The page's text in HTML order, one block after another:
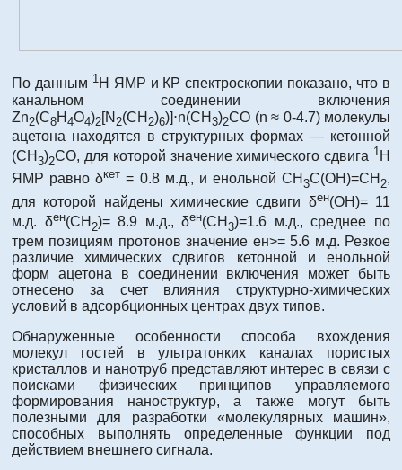
По данным 1Н ЯМР и КР спектроскопии показано, что в
канальном соединении включения
Zn2(C8H 4O4)2[N 2(CH 2)6)]⋅n(CH 3)2CO (n ≈ 0-4.7) молекулы
ацетона находятся в структурных формах — кетонной
(CH 3)2CO, для которой значение химического сдвига 1 Н
ЯМР равно δкет = 0.8 м.д., и енольной CH 3C(OН)=CH 2,
для которой найдены химические сдвиги δен(ОН)= 11
м.д. δен(CH 2)= 8.9 м.д., δен(CH3)=1.6 м.д., среднее по
трем позициям протонов значение ен>= 5.6 м.д. Резкое
различие химических сдвигов кетонной и енольной
форм ацетона в соединении включения может быть
отнесено за счет влияния структурно-химических
условий в адсорбционных центрах двух типов.
Обнаруженные особенности способа вхождения
молекул гостей в ультратонких каналах пористых
кристаллов и нанотруб представляют интерес в связи с
поисками физических принципов управляемого
формирования наноструктур, а также могут быть
полезными для разработки «молекулярных машин»,
способных выполнять определенные функции под
действием внешнего сигнала.